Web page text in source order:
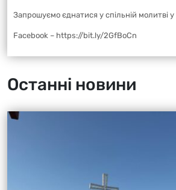
Запрошуємо єднатися у спільній молитві
Facebook – https://bit.ly/2GfBoCn
Останні новини